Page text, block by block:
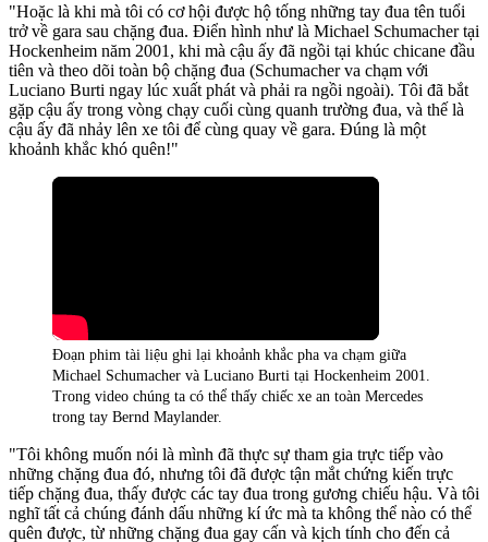
"Hoặc là khi mà tôi có cơ hội được hộ tống những tay đua tên tuổi
trở về gara sau chặng đua. Điển hình như là Michael Schumacher tại
Hockenheim năm 2001, khi mà cậu ấy đã ngồi tại khúc chicane đầu
tiên và theo dõi toàn bộ chặng đua (Schumacher va chạm với
Luciano Burti ngay lúc xuất phát và phải ra ngồi ngoài). Tôi đã bắt
gặp cậu ấy trong vòng chạy cuối cùng quanh trường đua, và thế là
cậu ấy đã nhảy lên xe tôi để cùng quay về gara. Đúng là một
khoảnh khắc khó quên!"
Đoạn phim tài liệu ghi lại khoảnh khắc pha va chạm giữa
Michael Schumacher và Luciano Burti tại Hockenheim 2001.
Trong video chúng ta có thể thấy chiếc xe an toàn Mercedes
trong tay Bernd Maylander.
"Tôi không muốn nói là mình đã thực sự tham gia trực tiếp vào
những chặng đua đó, nhưng tôi đã được tận mắt chứng kiến trực
tiếp chặng đua, thấy được các tay đua trong gương chiếu hậu. Và tôi
nghĩ tất cả chúng đánh dấu những kí ức mà ta không thể nào có thể
quên được, từ những chặng đua gay cấn và kịch tính cho đến cả